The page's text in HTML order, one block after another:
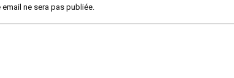
ne sera pas publiée.